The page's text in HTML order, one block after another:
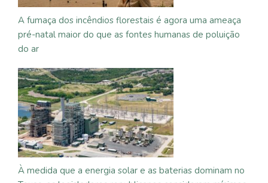
A fumaça dos incêndios florestais é agora uma ameaça
pré-natal maior do que as fontes humanas de poluição
do ar
À medida que a energia solar e as baterias dominam no